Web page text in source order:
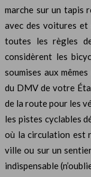
marche sur un tapis
avec des voitures et
toutes les règles
considèrent les
soumises aux
du DMV de votre
de la route pour les
les pistes cyclables
où la circulation est
ville ou sur un
indispensable